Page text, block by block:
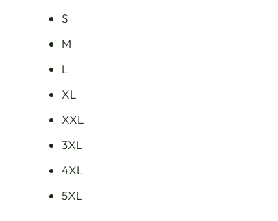
S
M
L
XL
XXL
3XL
4XL
5XL